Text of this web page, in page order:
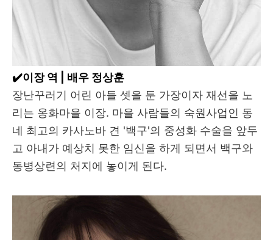
✔️이장 역 | 배우 정상훈
장난꾸러기 어린 아들 셋을 둔 가장이자 재선을 노
리는 옹화마을 이장. 마을 사람들의 숙원사업인 동
네 최고의 카사노바 견 '백구'의 중성화 수술을 앞두
고 아내가 예상치 못한 임신을 하게 되면서 백구와
동병상련의 처지에 놓이게 된다.